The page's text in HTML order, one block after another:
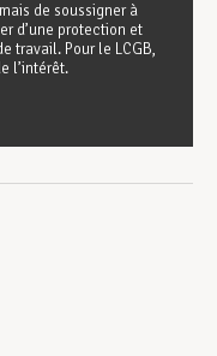
de soussigner à
d’une protection et
travail. Pour le LCGB,
l’intérêt.